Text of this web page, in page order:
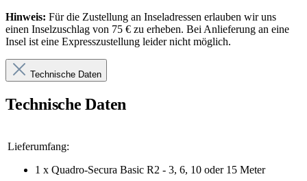
Hinweis: Für die Zustellung an Inseladressen erlauben wir uns
einen Inselzuschlag von 75 € zu erheben. Bei Anlieferung an eine
Insel ist eine Expresszustellung leider nicht möglich.
Technische Daten
Technische Daten
Lieferumfang:
1 x Quadro-Secura Basic R2 - 3, 6, 10 oder 15 Meter